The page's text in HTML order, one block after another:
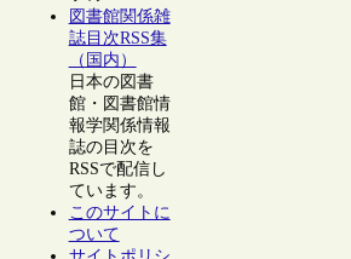
図書館関係雑
誌目次RSS集
（国内）
日本の図書
館・図書館情
報学関係情報
誌の目次を
RSSで配信し
ています。
このサイトに
ついて